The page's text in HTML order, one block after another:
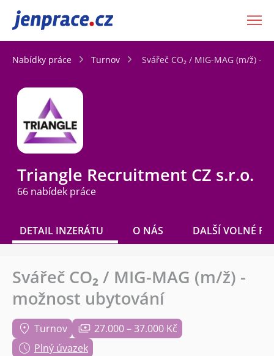
JenPráce.cz
Nabídky práce Turnov Svářeč CO₂ / MIG-MAG (m/ž) -
Triangle Recruitment CZ s.r.o.
66 nabídek práce
DETAIL INZERÁTU O NÁS DALŠÍ VOLNÉ
Svářeč CO₂ / MIG-MAG (m/ž) -
možnost ubytování
Turnov
27.000 – 37.000 Kč
Plný úvazek